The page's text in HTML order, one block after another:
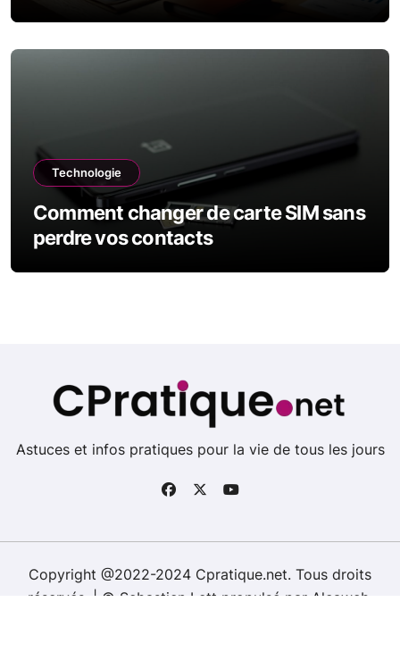
Technologie
Comment changer de carte SIM sans
perdre vos contacts
Astuces et infos pratiques pour la vie de tous les jours
Copyright @2022-2024 Cpratique.net. Tous droits
réservés. | © Sebastien Lett propulsé par Alcaweb